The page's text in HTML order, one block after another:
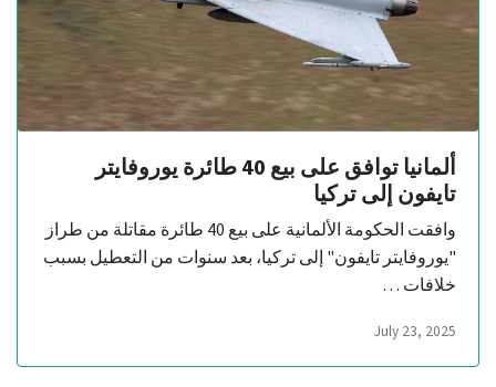
ألمانيا توافق على بيع 40 طائرة يوروفايتر
تايفون إلى تركيا
وافقت الحكومة الألمانية على بيع 40 طائرة مقاتلة من طراز
"يوروفايتر تايفون" إلى تركيا، بعد سنوات من التعطيل بسبب
خلافات …
July 23, 2025